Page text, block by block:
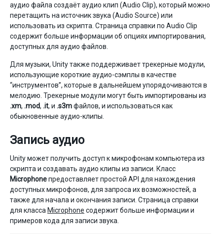
аудио файла создаёт аудио клип (Audio Clip), который можно
перетащить на источник звука (Audio Source) или
использовать из скрипта. Страница справки по Audio Clip
содержит больше информации об опциях импортирования,
доступных для аудио файлов.
Для музыки, Unity также поддерживает трекерные модули,
использующие короткие аудио-сэмплы в качестве
“инструментов”, которые в дальнейшем упорядочиваются в
мелодию. Трекерные модули могут быть импортированы из
.xm, .mod, .it, и .s3mфайлов, и использоваться как
обыкновенные аудио-клипы.
Запись аудио
Unity может получить доступ к микрофонам компьютера из
скрипта и создавать аудио клипы из записи. Класс
Microphoneпредоставляет простой API для нахождения
доступных микрофонов, для запроса их возможностей, а
также для начала и окончания записи. Страница справки
для класса Microphone содержит больше информации и
примеров кода для записи звука.